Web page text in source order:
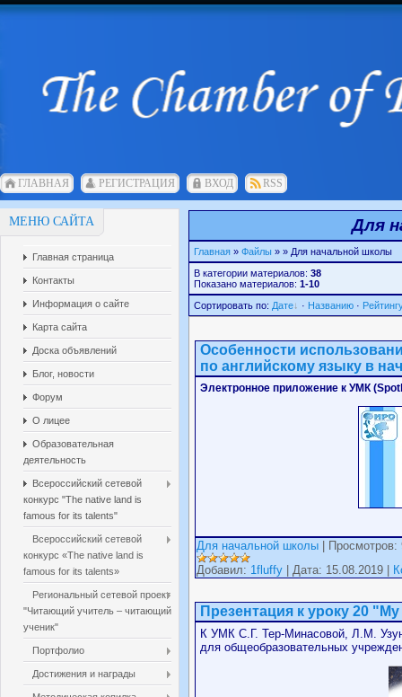
ГЛАВНАЯ РЕГИСТРАЦИЯ ВХОД RSS
МЕНЮ САЙТА
Главная страница
Контакты
Информация о сайте
Карта сайта
Доска объявлений
Блог, новости
Форум
О лицее
Образовательная
деятельность
Всероссийский сетевой
конкурс "The native land is
famous for its talents"
Всероссийский сетевой
конкурс «The native land is
famous for its talents»
Региональный сетевой проект
"Читающий учитель – читающий
ученик"
Портфолио
Достижения и награды
Для
Главная » Файлы » » Для начальной школы
В категории материалов: 38
Показано материалов: 1-10
Сортировать по: Дате · Названию ·
Особенности
по английскому языку в
Электронное приложение к УМК
Для начальной школы |
Добавил: 1fluffy | Дата: 15.08.2019 |
Презентация к уроку 20
К УМК С.Г. Тер-Минасовой, Л.М.
для общеобразовательных